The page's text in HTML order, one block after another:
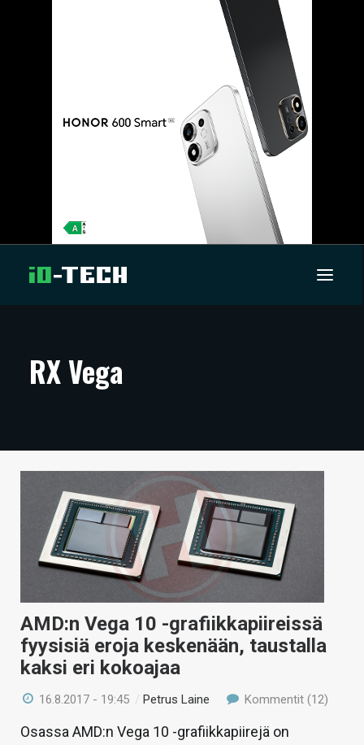
ARTIKKELIT
TECHBBS
HINTA.FI
KAUPPA
HAKU
RX Vega
AMD:n Vega 10 -grafiikkapiireissä
fyysisiä eroja keskenään, taustalla
kaksi eri kokoajaa
16.8.2017 - 19:45 /Petrus Laine Kommentit (12)
Osassa AMD:n Vega 10 -grafiikkapiirejä on